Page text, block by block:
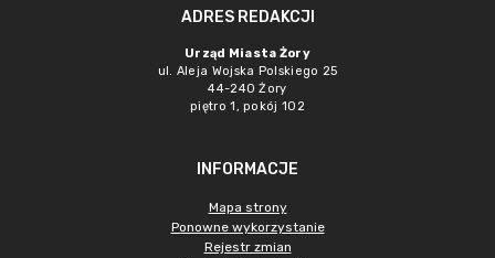
ADRES REDAKCJI
Urząd Miasta Żory
ul. Aleja Wojska Polskiego 25
44-240 Żory
piętro 1, pokój 102
INFORMACJE
Mapa strony
Ponowne wykorzystanie
Rejestr zmian